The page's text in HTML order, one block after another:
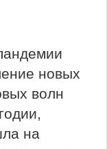
новых
волн
на